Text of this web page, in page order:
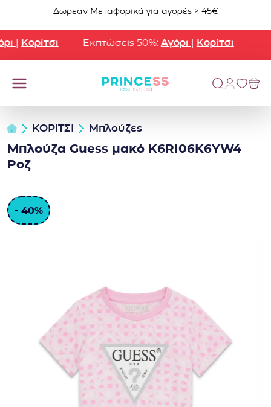
Μετάβαση στο περιεχόμενο
Δωρεάν Μεταφορικά για αγορές > 45€
|Κορίτσι Εκπτώσεις 50%:Αγόρι|Κορίτσι
ΚΟΡΙΤΣΙ Μπλούζες
Μπλούζα Guess μακό K6RI06K6YW4
Ροζ
- 40%